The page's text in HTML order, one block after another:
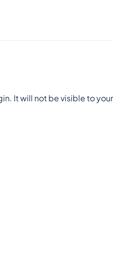
It will not be visible to